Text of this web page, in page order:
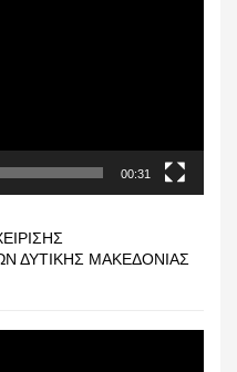
00:31
ΔΥΤΙΚΉΣ ΜΑΚΕΔΟΝΊΑΣ